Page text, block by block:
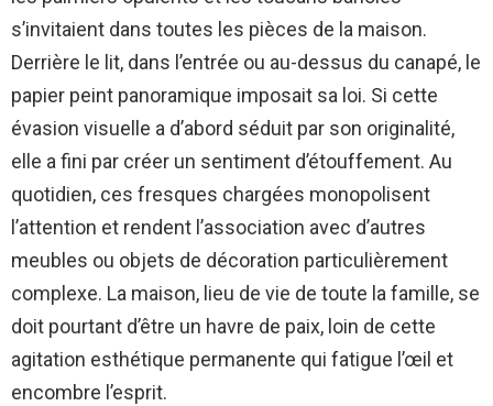
s’invitaient dans toutes les pièces de la maison.
Derrière le lit, dans l’entrée ou au-dessus du canapé, le
papier peint panoramique imposait sa loi. Si cette
évasion visuelle a d’abord séduit par son originalité,
elle a fini par créer un sentiment d’étouffement. Au
quotidien, ces fresques chargées monopolisent
l’attention et rendent l’association avec d’autres
meubles ou objets de décoration particulièrement
complexe. La maison, lieu de vie de toute la famille, se
doit pourtant d’être un havre de paix, loin de cette
agitation esthétique permanente qui fatigue l’œil et
encombre l’esprit.